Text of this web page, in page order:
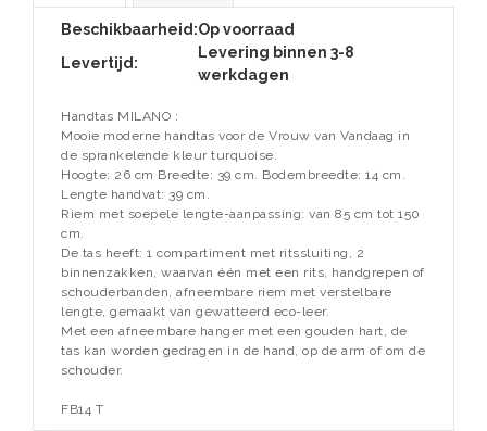
Beschikbaarheid:Op voorraad
Levertijd:
Levering binnen 3-8
werkdagen
Handtas MILANO :
Mooie moderne handtas voor de Vrouw van Vandaag in
de sprankelende kleur turquoise.
Hoogte: 26 cm Breedte: 39 cm. Bodembreedte: 14 cm.
Lengte handvat: 39 cm.
Riem met soepele lengte-aanpassing: van 85 cm tot 150
cm.
De tas heeft: 1 compartiment met ritssluiting, 2
binnenzakken, waarvan één met een rits, handgrepen of
schouderbanden, afneembare riem met verstelbare
lengte, gemaakt van gewatteerd eco-leer.
Met een afneembare hanger met een gouden hart, de
tas kan worden gedragen in de hand, op de arm of om de
schouder.
FB14 T